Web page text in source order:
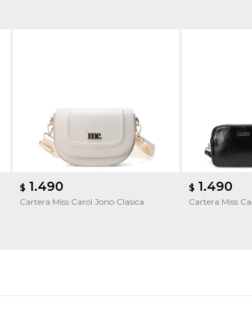
$ 1.490
Cartera Miss Carol Jono Clasica
$ 1.490
Cartera Miss